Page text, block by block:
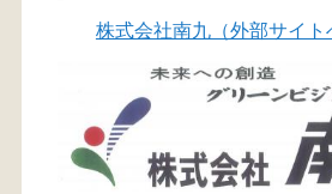
株式会社南九（外部サイト